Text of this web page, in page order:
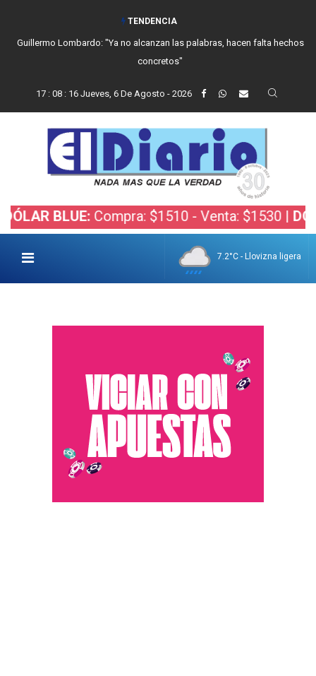
TENDENCIA
Guillermo Lombardo: "Ya no alcanzan las palabras, hacen falta hechos
concretos"
17: 08: 17 Jueves, 6 De Agosto - 2026
BLUE: Compra: $1510 - Venta: $1530 |DÓLAR
7.2°C - Llovizna ligera